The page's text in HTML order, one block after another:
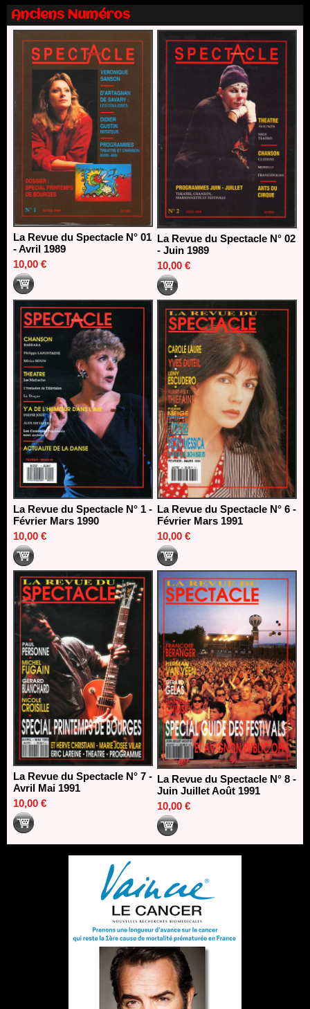
Dispositif SACD Auteurs d'espaces : les lauréats 2026
18/03/2026
Anciens Numéros
La Revue du Spectacle N° 01
- Avril 1989
10,00 €
La Revue du Spectacle N° 02
- Juin 1989
10,00 €
La Revue du Spectacle N° 1 -
Février Mars 1990
10,00 €
La Revue du Spectacle N° 6 -
Février Mars 1991
10,00 €
La Revue du Spectacle N° 7 -
Avril Mai 1991
10,00 €
La Revue du Spectacle N° 8 -
Juin Juillet Août 1991
10,00 €